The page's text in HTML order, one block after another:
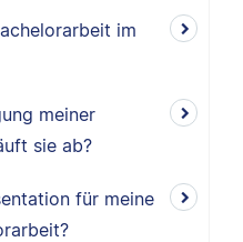
im
meiner
sie ab?
für meine